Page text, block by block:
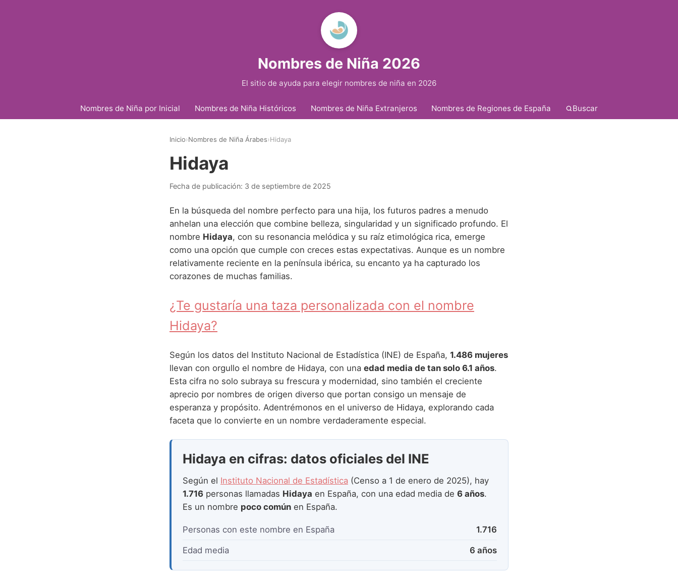
Nombres de Niña 2026
El sitio de ayuda para elegir nombres de niña en 2026
Nombres de Niña por Inicial Nombres de Niña Históricos Nombres de Niña Extranjeros Nombres de Regiones de España Buscar
Inicio›Nombres de Niña Árabes›Hidaya
Hidaya
Fecha de publicación: 3 de septiembre de 2025
En la búsqueda del nombre perfecto para una hija, los futuros padres a menudo
anhelan una elección que combine belleza, singularidad y un significado profundo. El
nombre Hidaya, con su resonancia melódica y su raíz etimológica rica, emerge
como una opción que cumple con creces estas expectativas. Aunque es un nombre
relativamente reciente en la península ibérica, su encanto ya ha capturado los
corazones de muchas familias.
¿Te gustaría una taza personalizada con el nombre
Hidaya?
Según los datos del Instituto Nacional de Estadística (INE) de España, 1.486 mujeres
llevan con orgullo el nombre de Hidaya, con una edad media de tan solo 6.1 años.
Esta cifra no solo subraya su frescura y modernidad, sino también el creciente
aprecio por nombres de origen diverso que portan consigo un mensaje de
esperanza y propósito. Adentrémonos en el universo de Hidaya, explorando cada
faceta que lo convierte en un nombre verdaderamente especial.
Hidaya en cifras: datos oficiales del INE
Según el Instituto Nacional de Estadística (Censo a 1 de enero de 2025), hay
1.716 personas llamadas Hidaya en España, con una edad media de 6 años.
Es un nombre poco común en España.
Personas con este nombre en España 1.716
Edad media 6 años